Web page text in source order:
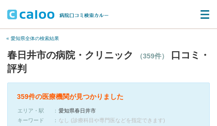
« 愛知県全体の検索結果
春日井市の病院・クリニック （359件）
口コミ・
評判
359件の医療機関が見つかりました
エリア・駅
愛知県春日井市
キーワード
なし (診療科目や専門医などを指定できます)